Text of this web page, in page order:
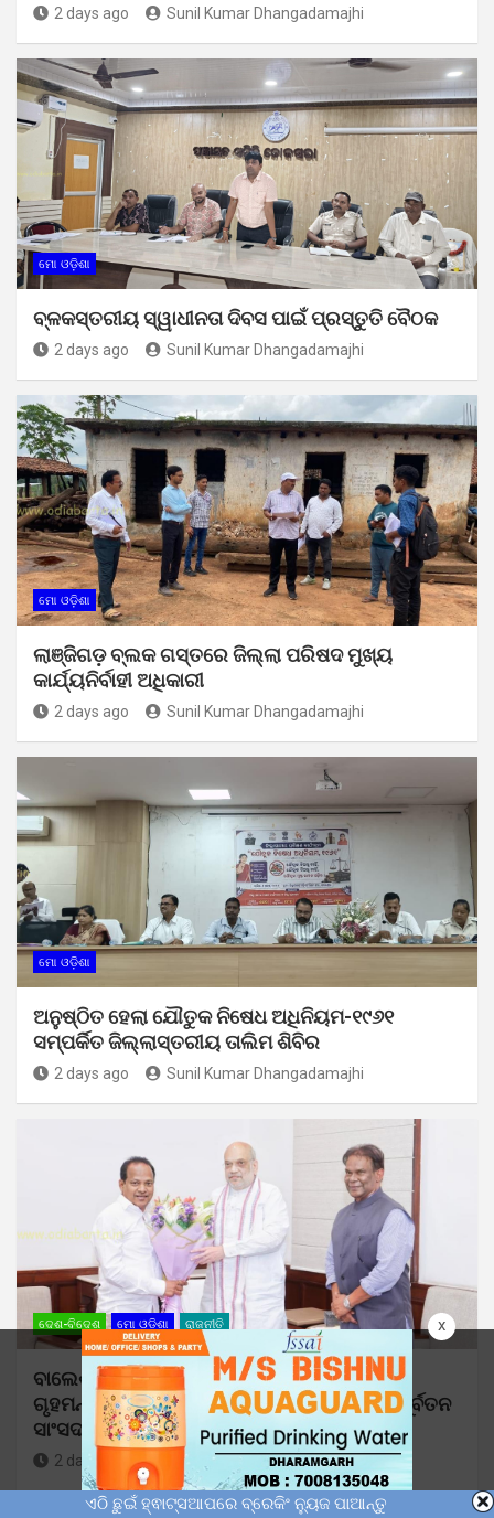
x
2 days ago Sunil Kumar Dhangadamajhi
ମୋ ଓଡ଼ିଶା
ବ୍ଳକସ୍ତରୀୟ ସ୍ୱାଧୀନତା ଦିବସ ପାଇଁ ପ୍ରସ୍ତୁତି ବୈଠକ
2 days ago Sunil Kumar Dhangadamajhi
ମୋ ଓଡ଼ିଶା
ଲାଞ୍ଜିଗଡ଼ ବ୍ଲକ ଗସ୍ତରେ ଜିଲ୍ଲା ପରିଷଦ ମୁଖ୍ୟ
କାର୍ଯ୍ୟନିର୍ବାହୀ ଅଧିକାରୀ
2 days ago Sunil Kumar Dhangadamajhi
ମୋ ଓଡ଼ିଶା
ଅନୁଷ୍ଠିତ ହେଲା ଯୌତୁକ ନିଷେଧ ଅଧିନିୟମ-୧୯୬୧
ସମ୍ପର୍କିତ ଜିଲ୍ଲାସ୍ତରୀୟ ତାଲିମ ଶିବିର
2 days ago Sunil Kumar Dhangadamajhi
ଦେଶ-ବିଦେଶ ମୋ ଓଡ଼ିଶା ରାଜନୀତି
ବାଲେଶ୍ୱରର ବିକାଶ ପ୍ରସଙ୍ଗ ନେଇ କେନ୍ଦ୍ର
ଗୃହମନ୍ତ୍ରୀ ଅମିତ ଶାହଙ୍କ ସହ ଆଲୋଚନା କଲେ ପୂର୍ବତନ
ସାଂସଦ ରବୀନ୍ଦ୍ର ଜେନା
2 days ago Sunil Kumar Dhangadamajhi
ଏଠି ଛୁଇଁ ହ୍ଵାଟ୍ସଆପରେ ବ୍ରେକିଂ ନ୍ୟୁଜ ପାଆନ୍ତୁ